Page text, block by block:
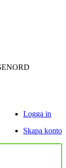
Logga in
Skapa konto